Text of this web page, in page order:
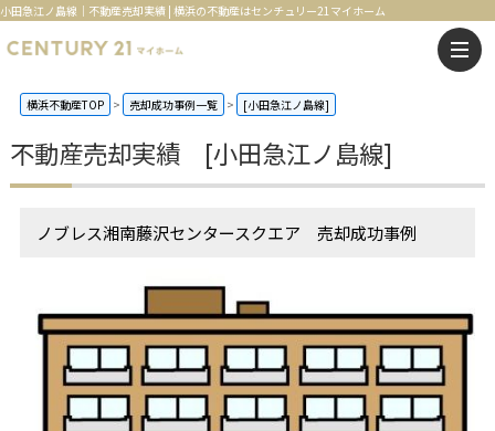
小田急江ノ島線｜不動産売却実績 | 横浜の不動産はセンチュリー21マイホーム
横浜不動産TOP 売却成功事例一覧 [小田急江ノ島線]
不動産売却実績 [小田急江ノ島線]
ノブレス湘南藤沢センタースクエア 売却成功事例